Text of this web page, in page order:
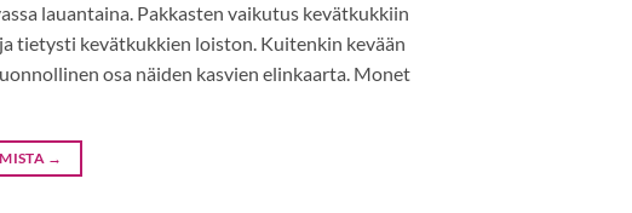
lauantaina. Pakkasten vaikutus kevätkukkiin
tietysti kevätkukkien loiston. Kuitenkin kevään
osa näiden kasvien elinkaarta. Monet
→